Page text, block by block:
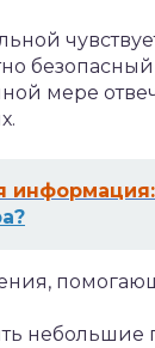
мере
информация:
небольшие